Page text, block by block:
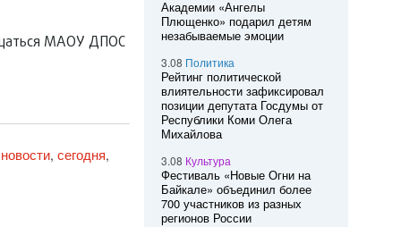
МАОУ ДПОС
новости, сегодня,
Академии «Ангелы
Плющенко» подарил детям
незабываемые эмоции
3.08 Политика
Рейтинг политической
влиятельности зафиксировал
позиции депутата Госдумы от
Республики Коми Олега
Михайлова
3.08 Культура
Фестиваль «Новые Огни на
Байкале» объединил более
700 участников из разных
регионов России